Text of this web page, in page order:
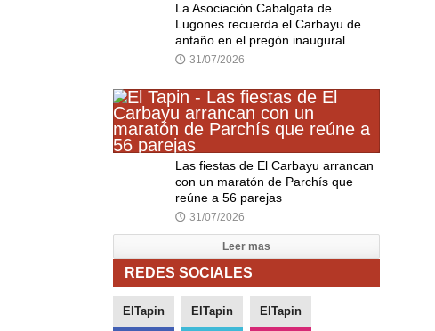
La Asociación Cabalgata de
Lugones recuerda el Carbayu de
antaño en el pregón inaugural
🕔 31/07/2026
Las fiestas de El Carbayu arrancan
con un maratón de Parchís que
reúne a 56 parejas
🕔 31/07/2026
Leer mas
REDES SOCIALES
ElTapin ElTapin ElTapin